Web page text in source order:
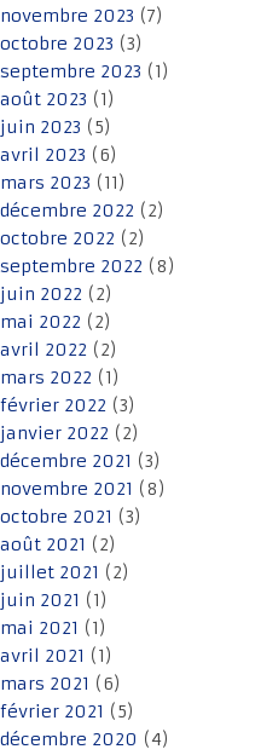
novembre 2023 (7)
octobre 2023 (3)
septembre 2023 (1)
août 2023 (1)
juin 2023 (5)
avril 2023 (6)
mars 2023 (11)
décembre 2022 (2)
octobre 2022 (2)
septembre 2022 (8)
juin 2022 (2)
mai 2022 (2)
avril 2022 (2)
mars 2022 (1)
février 2022 (3)
janvier 2022 (2)
décembre 2021 (3)
novembre 2021 (8)
octobre 2021 (3)
août 2021 (2)
juillet 2021 (2)
juin 2021 (1)
mai 2021 (1)
avril 2021 (1)
mars 2021 (6)
février 2021 (5)
décembre 2020 (4)